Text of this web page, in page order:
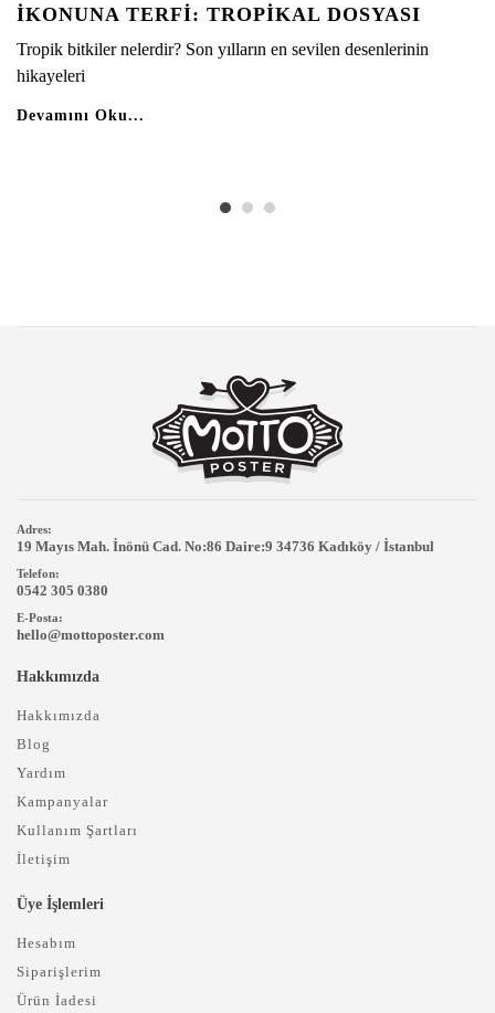
IKONUNA TERFI: TROPIKAL DOSYASI
Tropik bitkiler nelerdir? Son yılların en sevilen desenlerinin
hikayeleri
Devamını Oku...
Adres:
19 Mayıs Mah. İnönü Cad. No:86 Daire:9 34736 Kadıköy / İstanbul
Telefon:
0542 305 0380
E-Posta:
hello@mottoposter.com
Hakkımızda
Hakkımızda
Blog
Yardım
Kampanyalar
Kullanım Şartları
İletişim
Üye İşlemleri
Hesabım
Siparişlerim
Ürün İadesi